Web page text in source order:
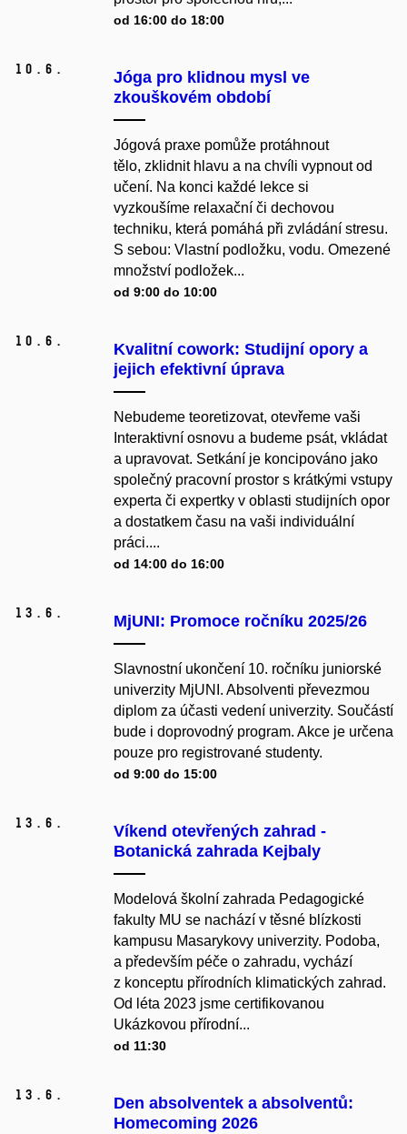
od 16:00 do 18:00
10. 6.
Jóga pro klidnou mysl ve
zkouškovém období
Jógová praxe pomůže protáhnout
tělo, zklidnit hlavu a na chvíli vypnout od
učení. Na konci každé lekce si
vyzkoušíme relaxační či dechovou
techniku, která pomáhá při zvládání stresu.
S sebou: Vlastní podložku, vodu. Omezené
množství podložek...
od 9:00 do 10:00
10. 6.
Kvalitní cowork: Studijní opory a
jejich efektivní úprava
Nebudeme teoretizovat, otevřeme vaši
Interaktivní osnovu a budeme psát, vkládat
a upravovat. Setkání je koncipováno jako
společný pracovní prostor s krátkými vstupy
experta či expertky v oblasti studijních opor
a dostatkem času na vaši individuální
práci....
od 14:00 do 16:00
13. 6. MjUNI: Promoce ročníku 2025/26
Slavnostní ukončení 10. ročníku juniorské
univerzity MjUNI. Absolventi převezmou
diplom za účasti vedení univerzity. Součástí
bude i doprovodný program. Akce je určena
pouze pro registrované studenty.
od 9:00 do 15:00
13. 6.
Víkend otevřených zahrad -
Botanická zahrada Kejbaly
Modelová školní zahrada Pedagogické
fakulty MU se nachází v těsné blízkosti
kampusu Masarykovy univerzity. Podoba,
a především péče o zahradu, vychází
z konceptu přírodních klimatických zahrad.
Od léta 2023 jsme certifikovanou
Ukázkovou přírodní...
od 11:30
13. 6.
Den absolventek a absolventů:
Homecoming 2026